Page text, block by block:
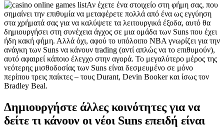
Αν έχετε ένα στοιχείο στη φήμη σας, που
σημαίνει την επιθυμία να μεταφέρετε πολλά από ένα ως εγγύηση
στα χρήματά σας για να καλύψετε τα λειτουργικά έξοδα, αυτό θα
δημιουργήσει στη συνέχεια άγχος σε μια ομάδα των Suns που έχει
ήδη κακή φήμη. Αλλά όχι, αφού το υπόλοιπο NBA γνωρίζει για την
ανάγκη των Suns να κάνουν trading (αντί απλώς να το επιθυμούν),
αυτό αφαιρεί κάποιο έλεγχο στην αγορά. Το μεγαλύτερο μέρος της
νεότερης μισθοδοσίας των Suns είναι δεσμευμένο σε μόνο
περίπου τρεις παίκτες – τους Durant, Devin Booker και ίσως τον
Bradley Beal.
Δημιουργήστε άλλες κοινότητες για να
δείτε τι κάνουν οι νέοι Suns επειδή είναι